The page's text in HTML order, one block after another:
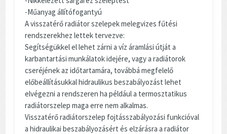
-Műanyag állítófogantyú
A visszatérő radiátor szelepek melegvizes fűtési
rendszerekhez lettek tervezve:
Segítségükkel el lehet zárni a víz áramlási útját a
karbantartási munkálatok idejére, vagy a radiátorok
cseréjének az időtartamára, továbbá megfelelő
előbeállításukkal hidraulikus beszabályozást lehet
elvégezni a rendszeren ha például a termosztatikus
radiátorszelep maga erre nem alkalmas.
Visszatérő radiátorszelep fojtásszabályozási funkcióval
a hidraulikai beszabályozásért és elzárásra a radiátor